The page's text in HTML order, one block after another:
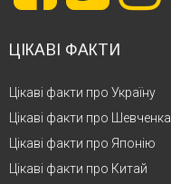
ЦІКАВІ ФАКТИ
Цікаві факти про Україну
Цікаві факти про Шевченка
Цікаві факти про Японію
Цікаві факти про Китай